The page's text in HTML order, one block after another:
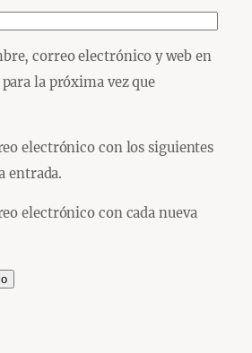
correo electrónico y web en
la próxima vez que
electrónico con los siguientes
entrada.
electrónico con cada nueva